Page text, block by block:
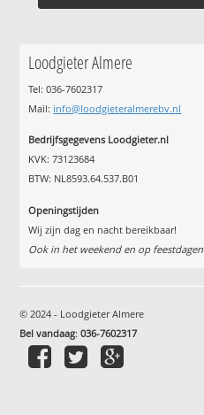
Loodgieter Almere
Tel: 036-7602317
Mail: info@loodgieteralmerebv.nl
Bedrijfsgegevens Loodgieter.nl
KVK: 73123684
BTW: NL8593.64.537.B01
Openingstijden
Wij zijn dag en nacht bereikbaar!
Ook in het weekend en op feestdagen
© 2024 - Loodgieter Almere
Bel vandaag:036-7602317